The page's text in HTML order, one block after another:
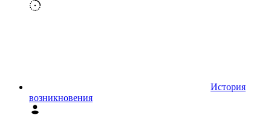
История
возникновения